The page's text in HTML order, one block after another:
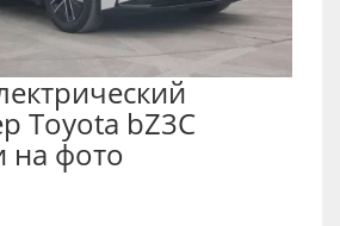
Toyota bZ3C
на фото